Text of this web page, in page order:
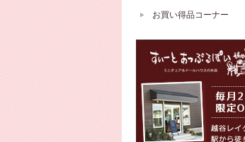
お買い得品コーナー